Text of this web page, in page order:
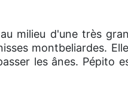
milieu d'une très
montbeliardes.
les ânes. Pépito